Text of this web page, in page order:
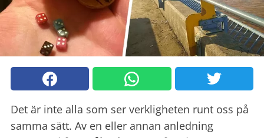
Det är inte alla som ser verkligheten runt oss på
samma sätt. Av en eller annan anledning